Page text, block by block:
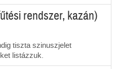
rendszer, kazán)
tiszta szinuszjelet
listázzuk.